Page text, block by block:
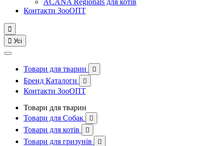
ACANA Regionals для котів
Контакти ЗооОПТ

 Усі
Товари для тварин 
Бренд Каталоги 
Контакти ЗооОПТ
Товари для тварин
Товари для Собак

Товари для котів 
Товари для гризунів 